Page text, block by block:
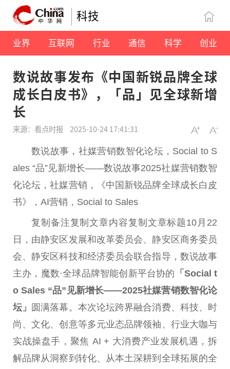
科技
业界 互联网 行业 通信 科学 创业
数说故事发布《中国新锐品牌全球
成长白皮书》，「品」见全球新增
长
来源：看点时报 2025-10-24 17:41:31
数说故事，社媒营销数智化论坛，Social to S
ales “品”见新增长——数说故事2025社媒营销数智
化论坛，社媒营销，《中国 新锐品牌全球成长白皮
书》，AI营销，Social to Sales
复制备注复制文章内容复制文章标题10月22
日，由静安区发展和改革委员会、静安区商务委员
会、静安区科技和经济委员会联合指导，数说故事
主办，魔数·全球品牌智能创新平台协的 「Social t
o Sales “品”见新增长——2025社媒营销数智化论
坛」 圆满落幕。本次论坛跨界融合消费、科技、时
尚、文化、创意等多元业态品牌领袖 、行业大咖与
实战操盘手 ，聚焦 AI + 大消费产业发展机遇，拆
解品牌从洞察到转化、从本土深耕到全球拓展的全